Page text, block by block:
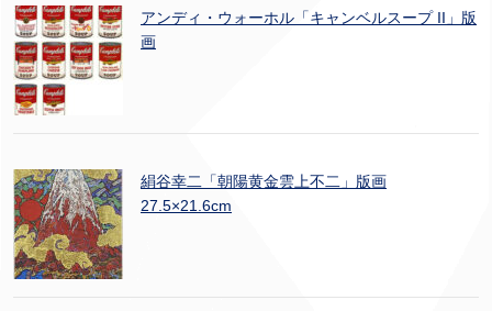
アンディ・ウォーホル「キャンベルスープ II」版
画
絹谷幸二「朝陽黄金雲上不二」版画
27.5×21.6cm